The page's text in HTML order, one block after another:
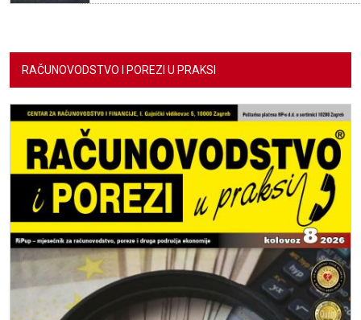
RAČUNOVODSTVO I POREZI U PRAKSI